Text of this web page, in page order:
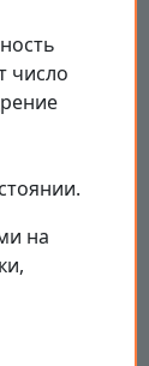
число
на